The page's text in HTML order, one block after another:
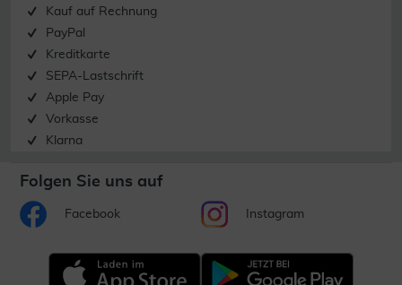
Kauf auf Rechnung
PayPal
Kreditkarte
SEPA-Lastschrift
Apple Pay
Vorkasse
Klarna
Folgen Sie uns auf
Facebook Instagram